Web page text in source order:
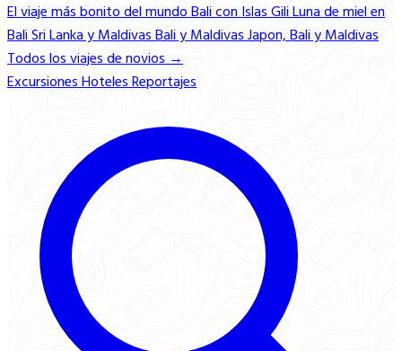
El viaje más bonito del mundoBali con Islas GiliLuna de miel en
BaliSri Lanka y MaldivasBali y MaldivasJapon, Bali y Maldivas
Todos los viajes de novios →
ExcursionesHotelesReportajes